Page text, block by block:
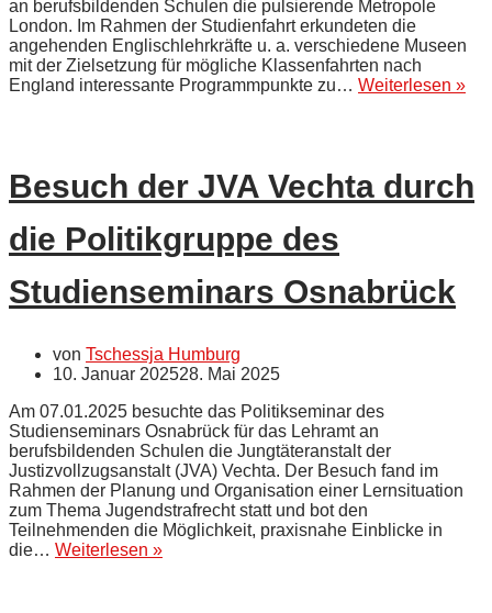
an berufsbildenden Schulen die pulsierende Metropole
London. Im Rahmen der Studienfahrt erkundeten die
angehenden Englischlehrkräfte u. a. verschiedene Museen
mit der Zielsetzung für mögliche Klassenfahrten nach
England interessante Programmpunkte zu… Weiterlesen »
Besuch der JVA Vechta durch
die Politikgruppe des
Studienseminars Osnabrück
von Tschessja Humburg
10. Januar 202528. Mai 2025
Am 07.01.2025 besuchte das Politikseminar des
Studienseminars Osnabrück für das Lehramt an
berufsbildenden Schulen die Jungtäteranstalt der
Justizvollzugsanstalt (JVA) Vechta. Der Besuch fand im
Rahmen der Planung und Organisation einer Lernsituation
zum Thema Jugendstrafrecht statt und bot den
Teilnehmenden die Möglichkeit, praxisnahe Einblicke in
die… Weiterlesen »Besuch